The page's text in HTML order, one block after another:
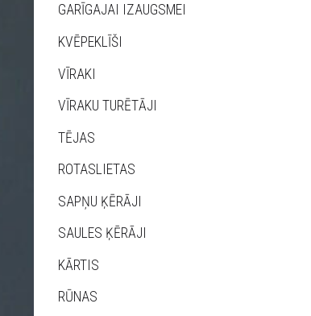
GARĪGAJAI IZAUGSMEI
KVĒPEKLĪŠI
VĪRAKI
VĪRAKU TURĒTĀJI
TĒJAS
ROTASLIETAS
SAPŅU ĶĒRĀJI
SAULES ĶĒRĀJI
KĀRTIS
RŪNAS